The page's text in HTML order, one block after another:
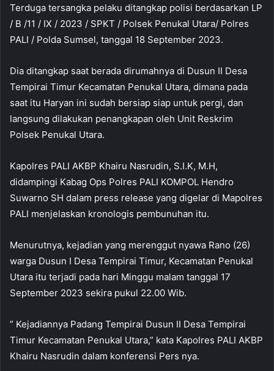
Terduga tersangka pelaku ditangkap polisi berdasarkan LP
/ B /11 / IX / 2023 / SPKT / Polsek Penukal Utara/ Polres
PALI / Polda Sumsel, tanggal 18 September 2023.
Dia ditangkap saat berada dirumahnya di Dusun II Desa
Tempirai Timur Kecamatan Penukal Utara, dimana pada
saat itu Haryan ini sudah bersiap siap untuk pergi, dan
langsung dilakukan penangkapan oleh Unit Reskrim
Polsek Penukal Utara.
Kapolres PALI AKBP Khairu Nasrudin, S.I.K, M.H,
didampingi Kabag Ops Polres PALI KOMPOL Hendro
Suwarno SH dalam press release yang digelar di Mapolres
PALI menjelaskan kronologis pembunuhan itu.
Menurutnya, kejadian yang merenggut nyawa Rano (26)
warga Dusun I Desa Tempirai Timur, Kecamatan Penukal
Utara itu terjadi pada hari Minggu malam tanggal 17
September 2023 sekira pukul 22.00 Wib.
” Kejadiannya Padang Tempirai Dusun II Desa Tempirai
Timur Kecamatan Penukal Utara,” kata Kapolres PALI AKBP
Khairu Nasrudin dalam konferensi Pers nya.